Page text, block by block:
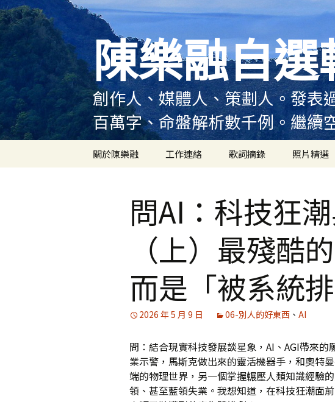
跳
至
主
容
陳樂融自選
創作人、媒體人、策劃人。發表
百萬字、命盤解析數千例。繼續
關於陳樂融
陳樂融大事記
陳樂融實體書出版紀錄
陳樂融舞台劇及音樂劇
媒體專訪精選
工作連絡 歌詞摘錄 照片精選
問AI：科技狂
（上）最殘酷
而是「被系統排
2026 年 5 月 9 日 06-別人的好東西 、 AI
問：結合現實科技發展談星象，AI、AGI帶來
業示警，馬斯克做出來的靈活機器手，和奧特
端的物理世界，另一個掌握輾壓人類知識經驗
領、甚至藍領失業。我想知道，在科技狂潮面